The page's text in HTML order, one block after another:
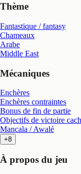
Thème
Fantastique / fantasy
Chameaux
Arabe
Middle East
Mécaniques
Enchères
Enchères contraintes
Bonus de fin de partie
Objectifs de victoire
Mancala / Awalé
+8
À propos du jeu